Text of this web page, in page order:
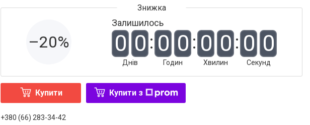
–20%
Залишилось
0 0
Днів
0 0
Годин
0 0
Хвилин
0 0
Секунд
Купити Купити з
+380 (66) 283-34-42